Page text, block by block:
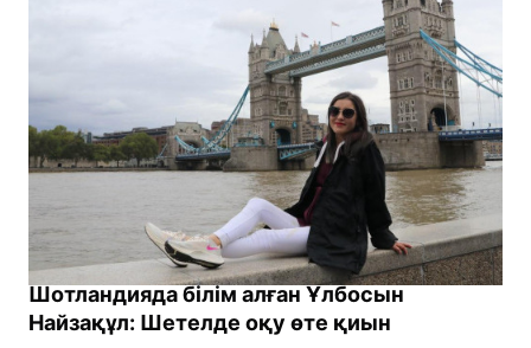
Шотландияда білім алған Ұлбосын
Найзақұл: Шетелде оқу өте қиын